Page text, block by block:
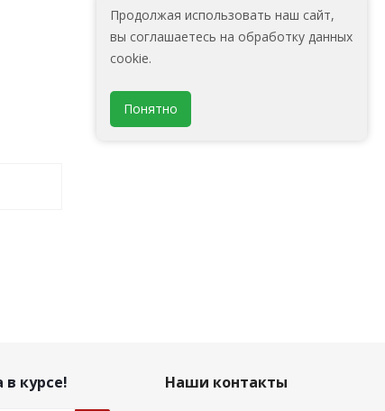
Задать вопрос
в курсе!
Наши контакты
Продолжая использовать наш сайт,
вы соглашаетесь на обработку данных
cookie.
Понятно